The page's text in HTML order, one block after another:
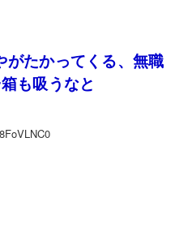
がたかってくる、無職
も吸うなと